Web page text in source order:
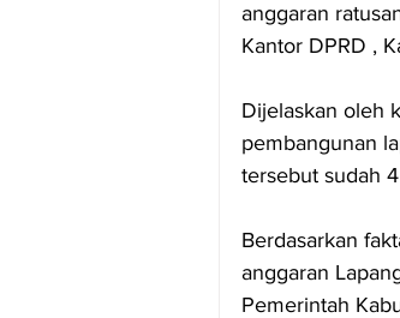
anggaran
Kantor DPRD ,
Dijelaskan oleh
pembangunan
tersebut sudah
Berdasarkan
anggaran
Pemerintah